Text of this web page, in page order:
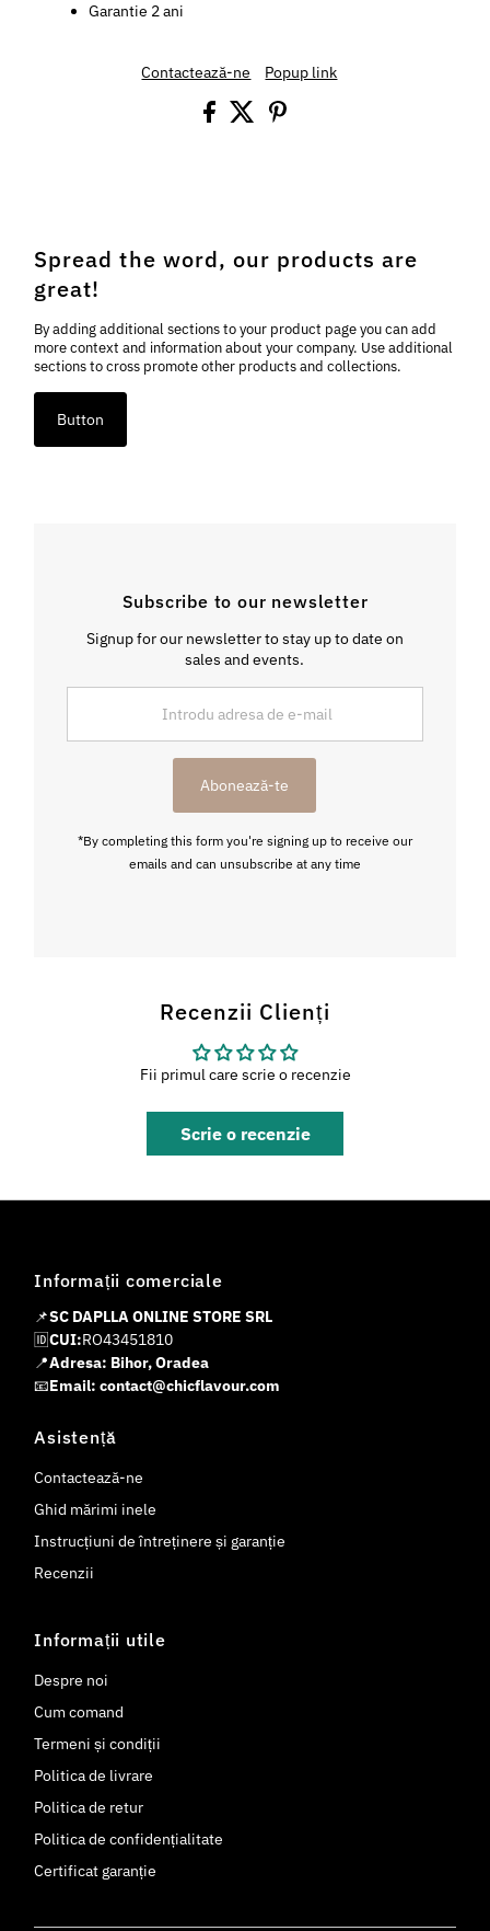
Garantie 2 ani
Contactează-ne Popup link
Spread the word, our products are
great!
By adding additional sections to your product page you can add
more context and information about your company. Use additional
sections to cross promote other products and collections.
Button
Subscribe to our newsletter
Signup for our newsletter to stay up to date on
sales and events.
de
Abonează-te
*By completing this form you're signing up to receive our
emails and can unsubscribe at any time
Recenzii Clienți
Fii primul care scrie o recenzie
Scrie o recenzie
Informații comerciale
📌SC DAPLLA ONLINE STORE SRL
🆔CUI:RO43451810
📍Adresa: Bihor, Oradea
📧Email: contact@chicflavour.com
Asistență
Contactează-ne
Ghid mărimi inele
Instrucțiuni de întreținere și garanție
Recenzii
Informații utile
Despre noi
Cum comand
Termeni și condiții
Politica de livrare
Politica de retur
Politica de confidențialitate
Certificat garanție